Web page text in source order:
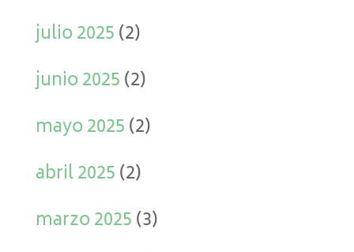
julio 2025(2)
junio 2025(2)
mayo 2025(2)
abril 2025(2)
marzo 2025(3)